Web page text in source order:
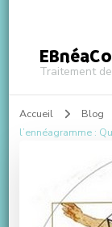
Traitement
Accueil Blog
l’ennéagramme :